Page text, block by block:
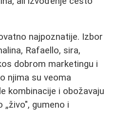
najpoznatije. Izbor
Rafaello, sira,
dobrom marketingu i
njima su veoma
kombinacije i obožavaju
gumeno i